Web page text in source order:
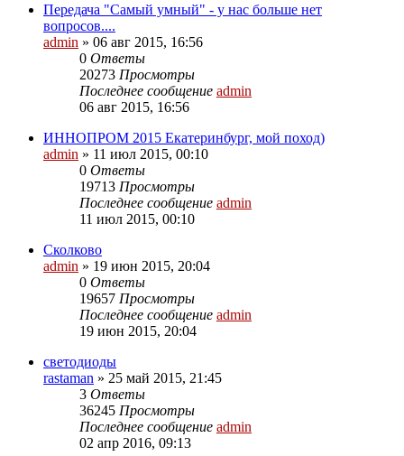
Передача "Самый умный" - у нас больше нет
вопросов....
admin » 06 авг 2015, 16:56
0 Ответы
20273 Просмотры
Последнее сообщение admin
06 авг 2015, 16:56
ИННОПРОМ 2015 Екатеринбург, мой поход)
admin » 11 июл 2015, 00:10
0 Ответы
19713 Просмотры
Последнее сообщение admin
11 июл 2015, 00:10
Сколково
admin » 19 июн 2015, 20:04
0 Ответы
19657 Просмотры
Последнее сообщение admin
19 июн 2015, 20:04
светодиоды
rastaman » 25 май 2015, 21:45
3 Ответы
36245 Просмотры
Последнее сообщение admin
02 апр 2016, 09:13